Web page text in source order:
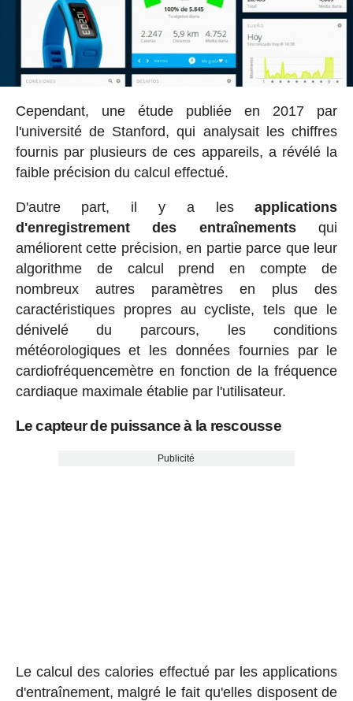
Cependant, une étude publiée en 2017 par
l'université de Stanford, qui analysait les chiffres
fournis par plusieurs de ces appareils, a révélé la
faible précision du calcul effectué.
D'autre part, il y a lesapplications
d'enregistrement des entraînementsqui
améliorent cette précision, en partie parce que leur
algorithme de calcul prend en compte de
nombreux autres paramètres en plus des
caractéristiques propres au cycliste, tels que le
dénivelé du parcours, les conditions
météorologiques et les données fournies par le
cardiofréquencemètre en fonction de la fréquence
cardiaque maximale établie par l'utilisateur.
Le capteur de puissance à la rescousse
Publicité
Le calcul des calories effectué par les applications
d'entraînement, malgré le fait qu'elles disposent de